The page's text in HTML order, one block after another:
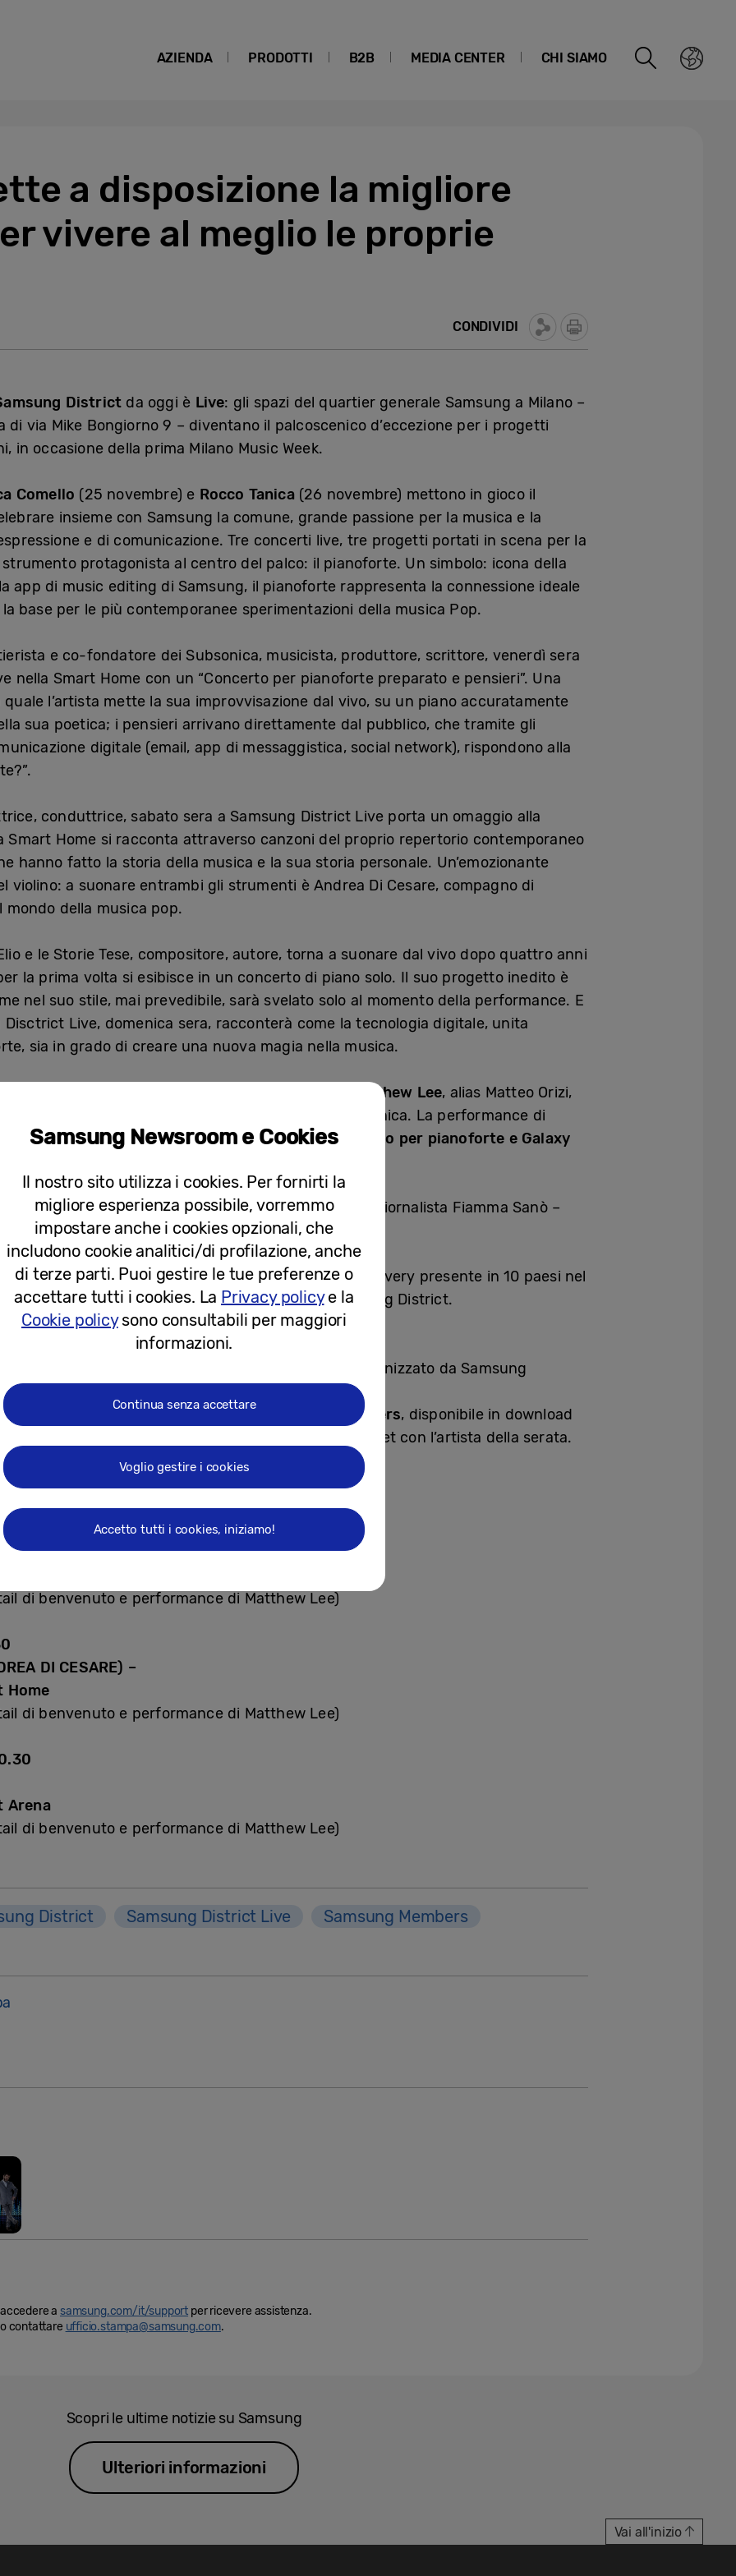
AZIENDA PRODOTTI B2B MEDIA CENTER CHI SIAMO
a disposizione la migliore
vivere al meglio le proprie
CONDIVIDI
District da oggi è Live: gli spazi del quartier generale Samsung a Milano –
di via Mike Bongiorno 9 – diventano il palcoscenico d’eccezione per i progetti
in occasione della prima Milano Music Week.
Comello (25 novembre) e Rocco Tanica(26 novembre) mettono in gioco il
insieme con Samsung la comune, grande passione per la musica e la
e di comunicazione. Tre concerti live, tre progetti portati in scena per la
protagonista al centro del palco: il pianoforte. Un simbolo: icona della
app di music editing di Samsung, il pianoforte rappresenta la connessione ideale
base per le più contemporanee sperimentazioni della musica Pop.
e co-fondatore dei Subsonica, musicista, produttore, scrittore, venerdì sera
nella Smart Home con un “Concerto per pianoforte preparato e pensieri”. Una
l’artista mette la sua improvvisazione dal vivo, su un piano accuratamente
sua poetica; i pensieri arrivano direttamente dal pubblico, che tramite gli
digitale (email, app di messaggistica, social network), rispondono alla
conduttrice, sabato sera a Samsung District Live porta un omaggio alla
Smart Home si racconta attraverso canzoni del proprio repertorio contemporaneo
hanno fatto la storia della musica e la sua storia personale. Un’emozionante
violino: a suonare entrambi gli strumenti è Andrea Di Cesare, compagno di
della musica pop.
e le Storie Tese, compositore, autore, torna a suonare dal vivo dopo quattro anni
la prima volta si esibisce in un concerto di piano solo. Il suo progetto inedito è
nel suo stile, mai prevedibile, sarà svelato solo al momento della performance. E
Live, domenica sera, racconterà come la tecnologia digitale, unita
sia in grado di creare una nuova magia nella musica.
Live Matthew Lee, alias Matteo Orizi,
i concerti di Boosta, Lodovica Comello e Rocco Tanica. La performance di
con Samsung, ed è un sorprendente“Concerto per pianoforte e Galaxy
l’artista protagonista della serata – condotta dalla giornalista Fiamma Sanò –
concerto, il cui inizio è previsto per le ore 20.30.
le serate musicali è foodora, il servizio di food delivery presente in 10 paesi nel
S.Rita e C’era una volta una piada al Samsung District.
calendario ufficiale di Milano Music Week
, è organizzato da Samsung
creativa di Fiamma Sanò e Davide Ferrario.
previa registrazione sull’app
Samsung Members, disponibile in download
avranno la possibilità di vincere il meet & greet con l’artista della serata.
di benvenuto e performance di Matthew Lee)
DI CESARE) –
Home
di benvenuto e performance di Matthew Lee)
Arena
di benvenuto e performance di Matthew Lee)
District Samsung District Live
Samsung Members
accedere asamsung.com/it/support per ricevere assistenza.
contattare ufficio.stampa@samsung.com.
Scopri le ultime notizie su Samsung
Ulteriori informazioni
Vai all'inizio
Samsung Newsroom e Cookies
Il nostro sito utilizza i cookies. Per fornirti la
migliore esperienza possibile, vorremmo
impostare anche i cookies opzionali, che
includono cookie analitici/di profilazione, anche
di terze parti. Puoi gestire le tue preferenze o
accettare tutti i cookies. La Privacy policye la
Cookie policysono consultabili per maggiori
informazioni.
Continua senza accettare
Voglio gestire i cookies
Accetto tutti i cookies, iniziamo!